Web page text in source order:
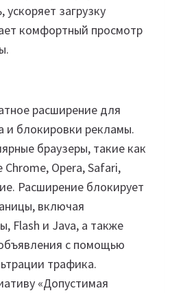
загрузку
комфортный просмотр
расширение для
и блокировки рекламы.
браузеры, такие как
Opera, Safari,
Расширение блокирует
включая
Flash и Java, а также
с помощью
трафика.
«Допустимая